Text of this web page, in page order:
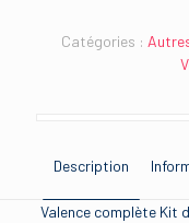
Catégories :
Description
Valence complète Kit